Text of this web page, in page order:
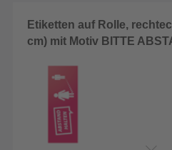
Etiketten auf Rolle,
cm) mit Motiv BITTE